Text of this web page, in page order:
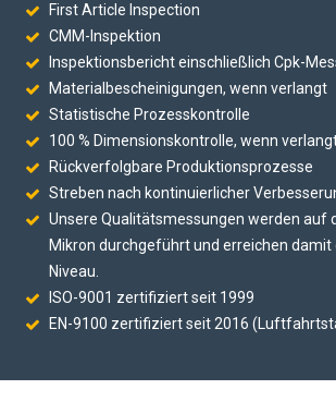
First Article Inspection
CMM-Inspektion
Inspektionsbericht einschließlich Cpk-
Materialbescheinigungen, wenn verlangt
Statistische Prozesskontrolle
100 % Dimensionskontrolle, wenn
Rückverfolgbare Produktionsprozesse
Streben nach kontinuierlicher
Unsere Qualitätsmessungen werden auf
Mikron durchgeführt und erreichen damit
Niveau.
ISO-9001 zertifiziert seit 1999
EN-9100 zertifiziert seit 2016